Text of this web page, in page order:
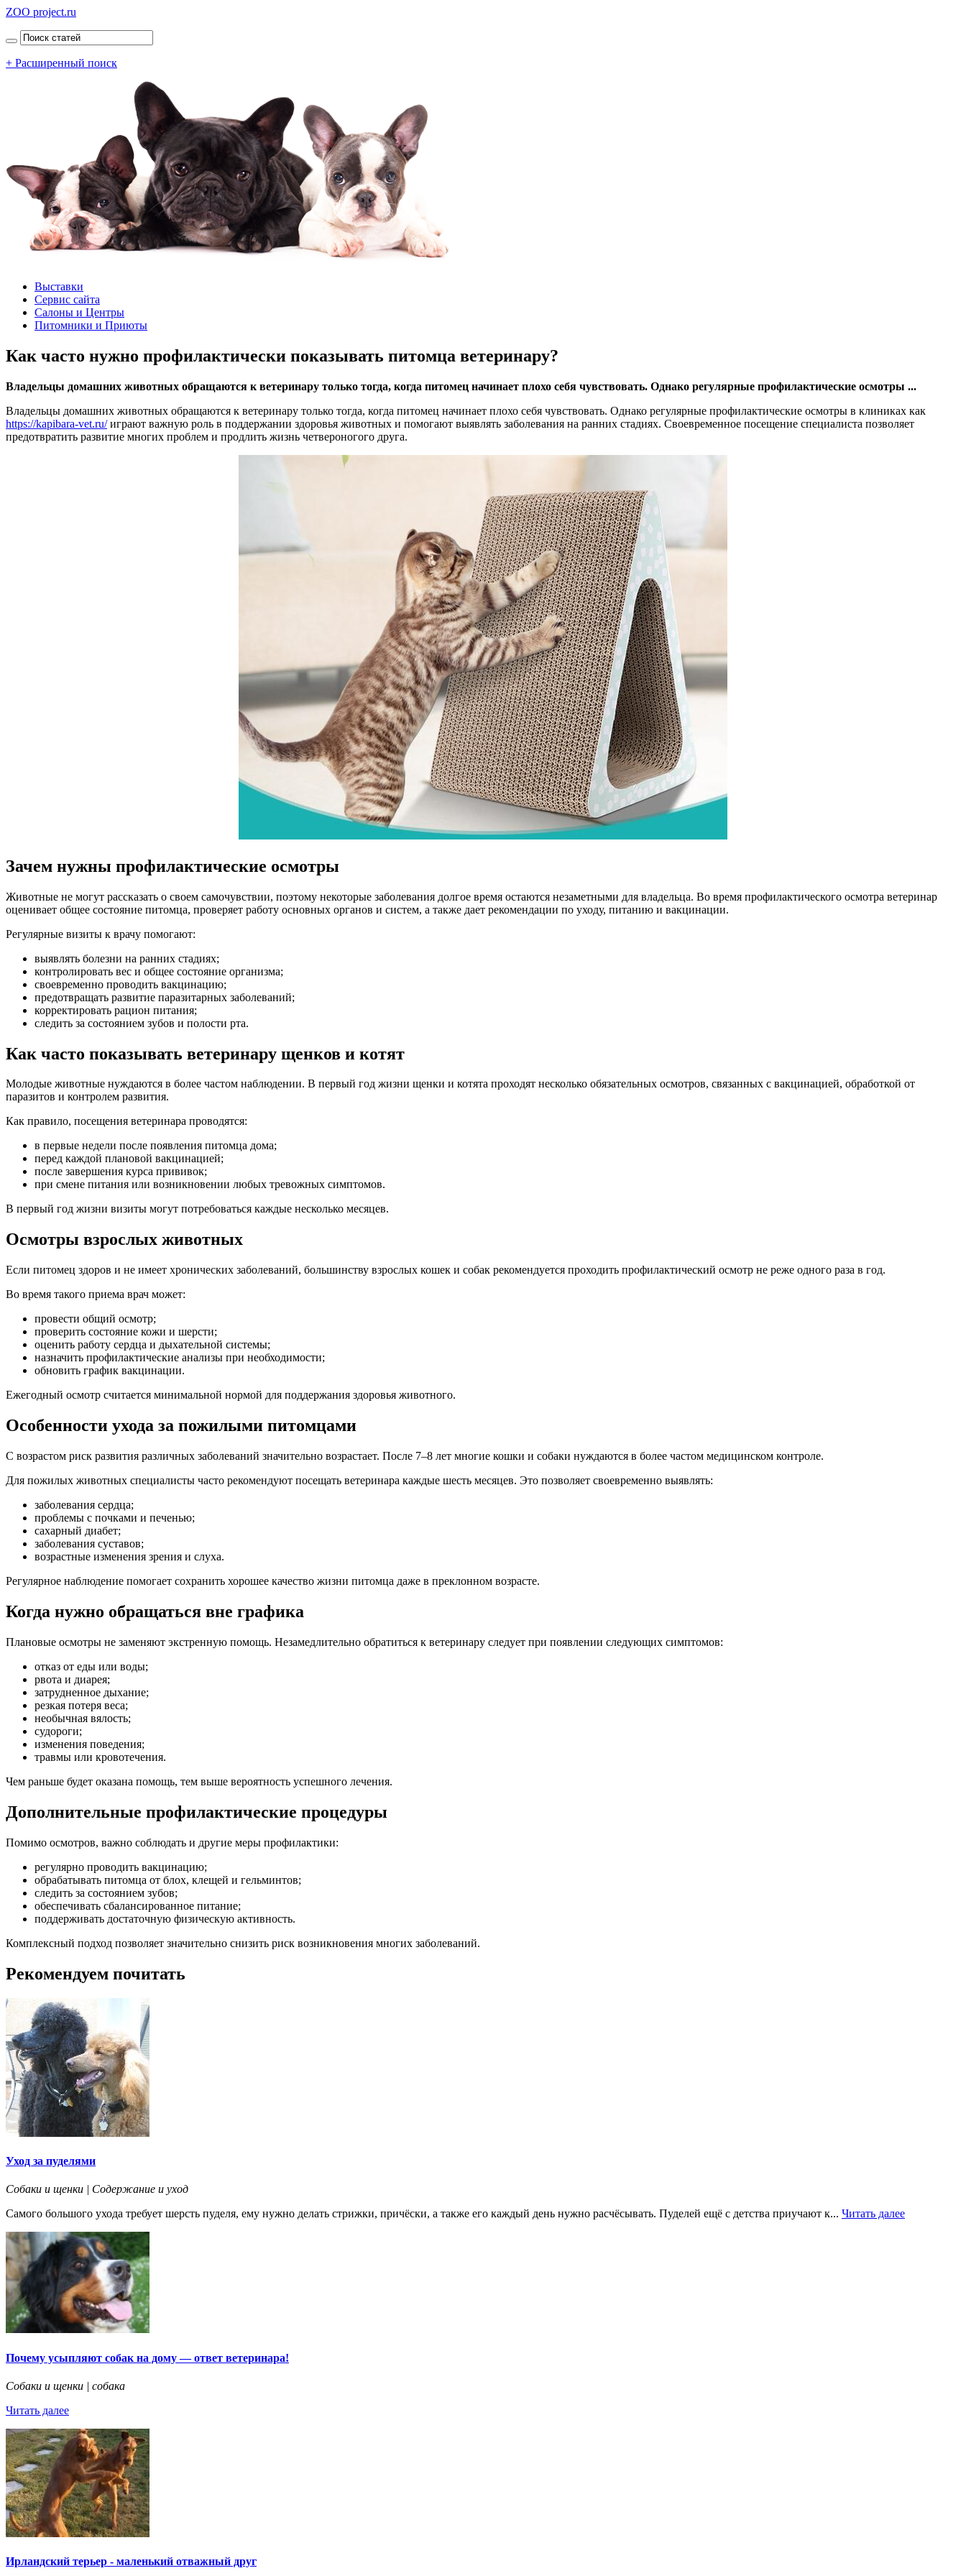
ZOO project.ru
+ Расширенный поиск
Выставки
Сервис сайта
Салоны и Центры
Питомники и Приюты
Как часто нужно профилактически показывать питомца ветеринару?
Владельцы домашних животных обращаются к ветеринару только тогда, когда питомец начинает плохо себя чувствовать. Однако регулярные профилактические осмотры ...
Владельцы домашних животных обращаются к ветеринару только тогда, когда питомец начинает плохо себя чувствовать. Однако регулярные профилактические осмотры в клиниках как
https://kapibara-vet.ru/играют важную роль в поддержании здоровья животных и помогают выявлять заболевания на ранних стадиях. Своевременное посещение специалиста позволяет
предотвратить развитие многих проблем и продлить жизнь четвероногого друга.
Зачем нужны профилактические осмотры
Животные не могут рассказать о своем самочувствии, поэтому некоторые заболевания долгое время остаются незаметными для владельца. Во время профилактического осмотра ветеринар
оценивает общее состояние питомца, проверяет работу основных органов и систем, а также дает рекомендации по уходу, питанию и вакцинации.
Регулярные визиты к врачу помогают:
выявлять болезни на ранних стадиях;
контролировать вес и общее состояние организма;
своевременно проводить вакцинацию;
предотвращать развитие паразитарных заболеваний;
корректировать рацион питания;
следить за состоянием зубов и полости рта.
Как часто показывать ветеринару щенков и котят
Молодые животные нуждаются в более частом наблюдении. В первый год жизни щенки и котята проходят несколько обязательных осмотров, связанных с вакцинацией, обработкой от
паразитов и контролем развития.
Как правило, посещения ветеринара проводятся:
в первые недели после появления питомца дома;
перед каждой плановой вакцинацией;
после завершения курса прививок;
при смене питания или возникновении любых тревожных симптомов.
В первый год жизни визиты могут потребоваться каждые несколько месяцев.
Осмотры взрослых животных
Если питомец здоров и не имеет хронических заболеваний, большинству взрослых кошек и собак рекомендуется проходить профилактический осмотр не реже одного раза в год.
Во время такого приема врач может:
провести общий осмотр;
проверить состояние кожи и шерсти;
оценить работу сердца и дыхательной системы;
назначить профилактические анализы при необходимости;
обновить график вакцинации.
Ежегодный осмотр считается минимальной нормой для поддержания здоровья животного.
Особенности ухода за пожилыми питомцами
С возрастом риск развития различных заболеваний значительно возрастает. После 7–8 лет многие кошки и собаки нуждаются в более частом медицинском контроле.
Для пожилых животных специалисты часто рекомендуют посещать ветеринара каждые шесть месяцев. Это позволяет своевременно выявлять:
заболевания сердца;
проблемы с почками и печенью;
сахарный диабет;
заболевания суставов;
возрастные изменения зрения и слуха.
Регулярное наблюдение помогает сохранить хорошее качество жизни питомца даже в преклонном возрасте.
Когда нужно обращаться вне графика
Плановые осмотры не заменяют экстренную помощь. Незамедлительно обратиться к ветеринару следует при появлении следующих симптомов:
отказ от еды или воды;
рвота и диарея;
затрудненное дыхание;
резкая потеря веса;
необычная вялость;
судороги;
изменения поведения;
травмы или кровотечения.
Чем раньше будет оказана помощь, тем выше вероятность успешного лечения.
Дополнительные профилактические процедуры
Помимо осмотров, важно соблюдать и другие меры профилактики:
регулярно проводить вакцинацию;
обрабатывать питомца от блох, клещей и гельминтов;
следить за состоянием зубов;
обеспечивать сбалансированное питание;
поддерживать достаточную физическую активность.
Комплексный подход позволяет значительно снизить риск возникновения многих заболеваний.
Рекомендуем почитать
Уход за пуделями
Собаки и щенки | Содержание и уход
Самого большого ухода требует шерсть пуделя, ему нужно делать стрижки, причёски, а также его каждый день нужно расчёсывать. Пуделей ещё с детства приучают к... Читать далее
Почему усыпляют собак на дому — ответ ветеринара!
Собаки и щенки | собака
Читать далее
Ирландский терьер - маленький отважный друг